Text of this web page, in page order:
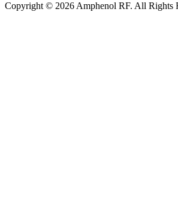
Copyright © 2026 Amphenol RF. All Rights